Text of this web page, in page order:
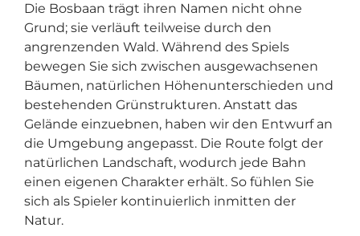
Die Bosbaan trägt ihren Namen nicht ohne
Grund; sie verläuft teilweise durch den
angrenzenden Wald. Während des Spiels
bewegen Sie sich zwischen ausgewachsenen
Bäumen, natürlichen Höhenunterschieden und
bestehenden Grünstrukturen. Anstatt das
Gelände einzuebnen, haben wir den Entwurf an
die Umgebung angepasst. Die Route folgt der
natürlichen Landschaft, wodurch jede Bahn
einen eigenen Charakter erhält. So fühlen Sie
sich als Spieler kontinuierlich inmitten der
Natur.